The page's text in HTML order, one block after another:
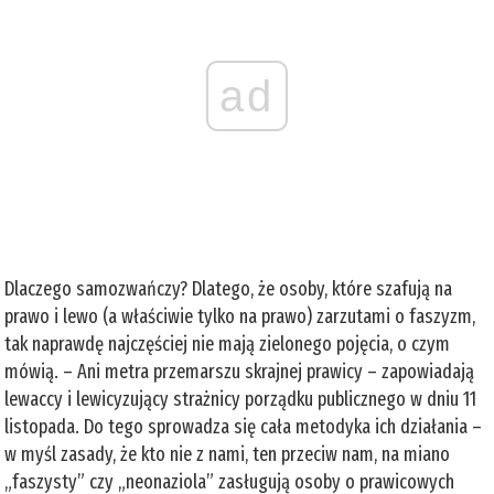
ad
Dlaczego samozwańczy? Dlatego, że osoby, które szafują na
prawo i lewo (a właściwie tylko na prawo) zarzutami o faszyzm,
tak naprawdę najczęściej nie mają zielonego pojęcia, o czym
mówią. – Ani metra przemarszu skrajnej prawicy – zapowiadają
lewaccy i lewicyzujący strażnicy porządku publicznego w dniu 11
listopada. Do tego sprowadza się cała metodyka ich działania –
w myśl zasady, że kto nie z nami, ten przeciw nam, na miano
„faszysty” czy „neonaziola” zasługują osoby o prawicowych